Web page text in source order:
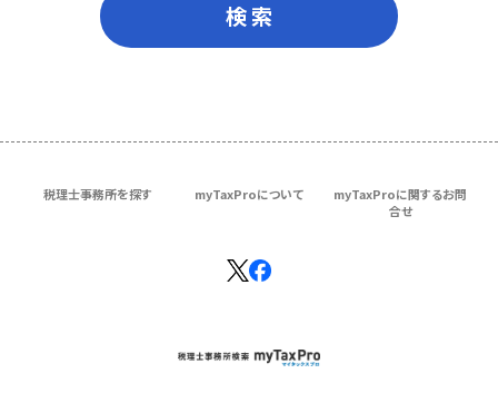
検 索
税理士事務所を探す myTaxProについて
myTaxProに関するお問
合せ